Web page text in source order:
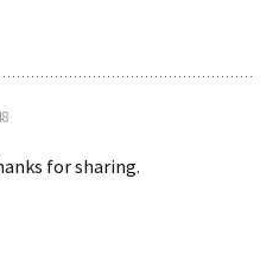
for sharing.